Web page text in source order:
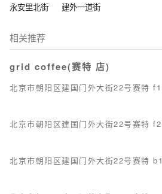
永安里北街
建外一道街
相关推荐
grid coffee(赛特 店)
北京市朝阳区建国门外大街22号赛特 f1
北京市朝阳区建国门外大街22号赛特 f2
北京市朝阳区建国门外大街22号赛特 b1